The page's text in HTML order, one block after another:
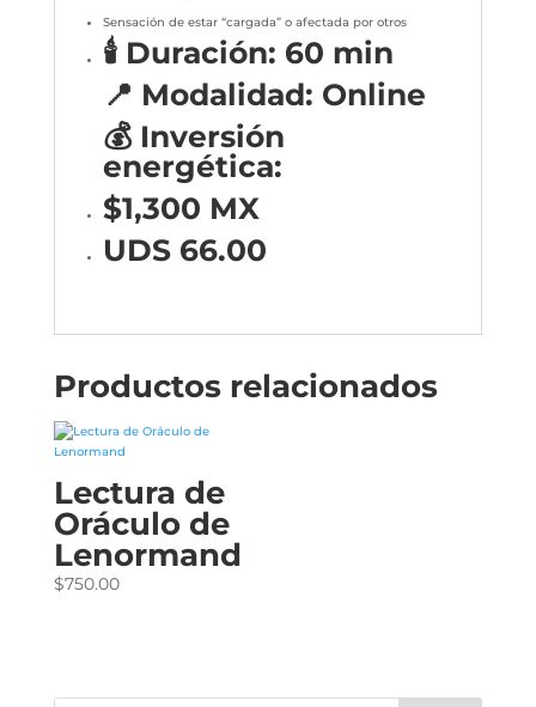
Sensación de estar “cargada” o afectada por otros
🕯️ Duración: 60 min
📍 Modalidad: Online
💰 Inversión
energética:
$1,300 MX
UDS 66.00
Productos relacionados
Lectura de
Oráculo de
Lenormand
$750.00